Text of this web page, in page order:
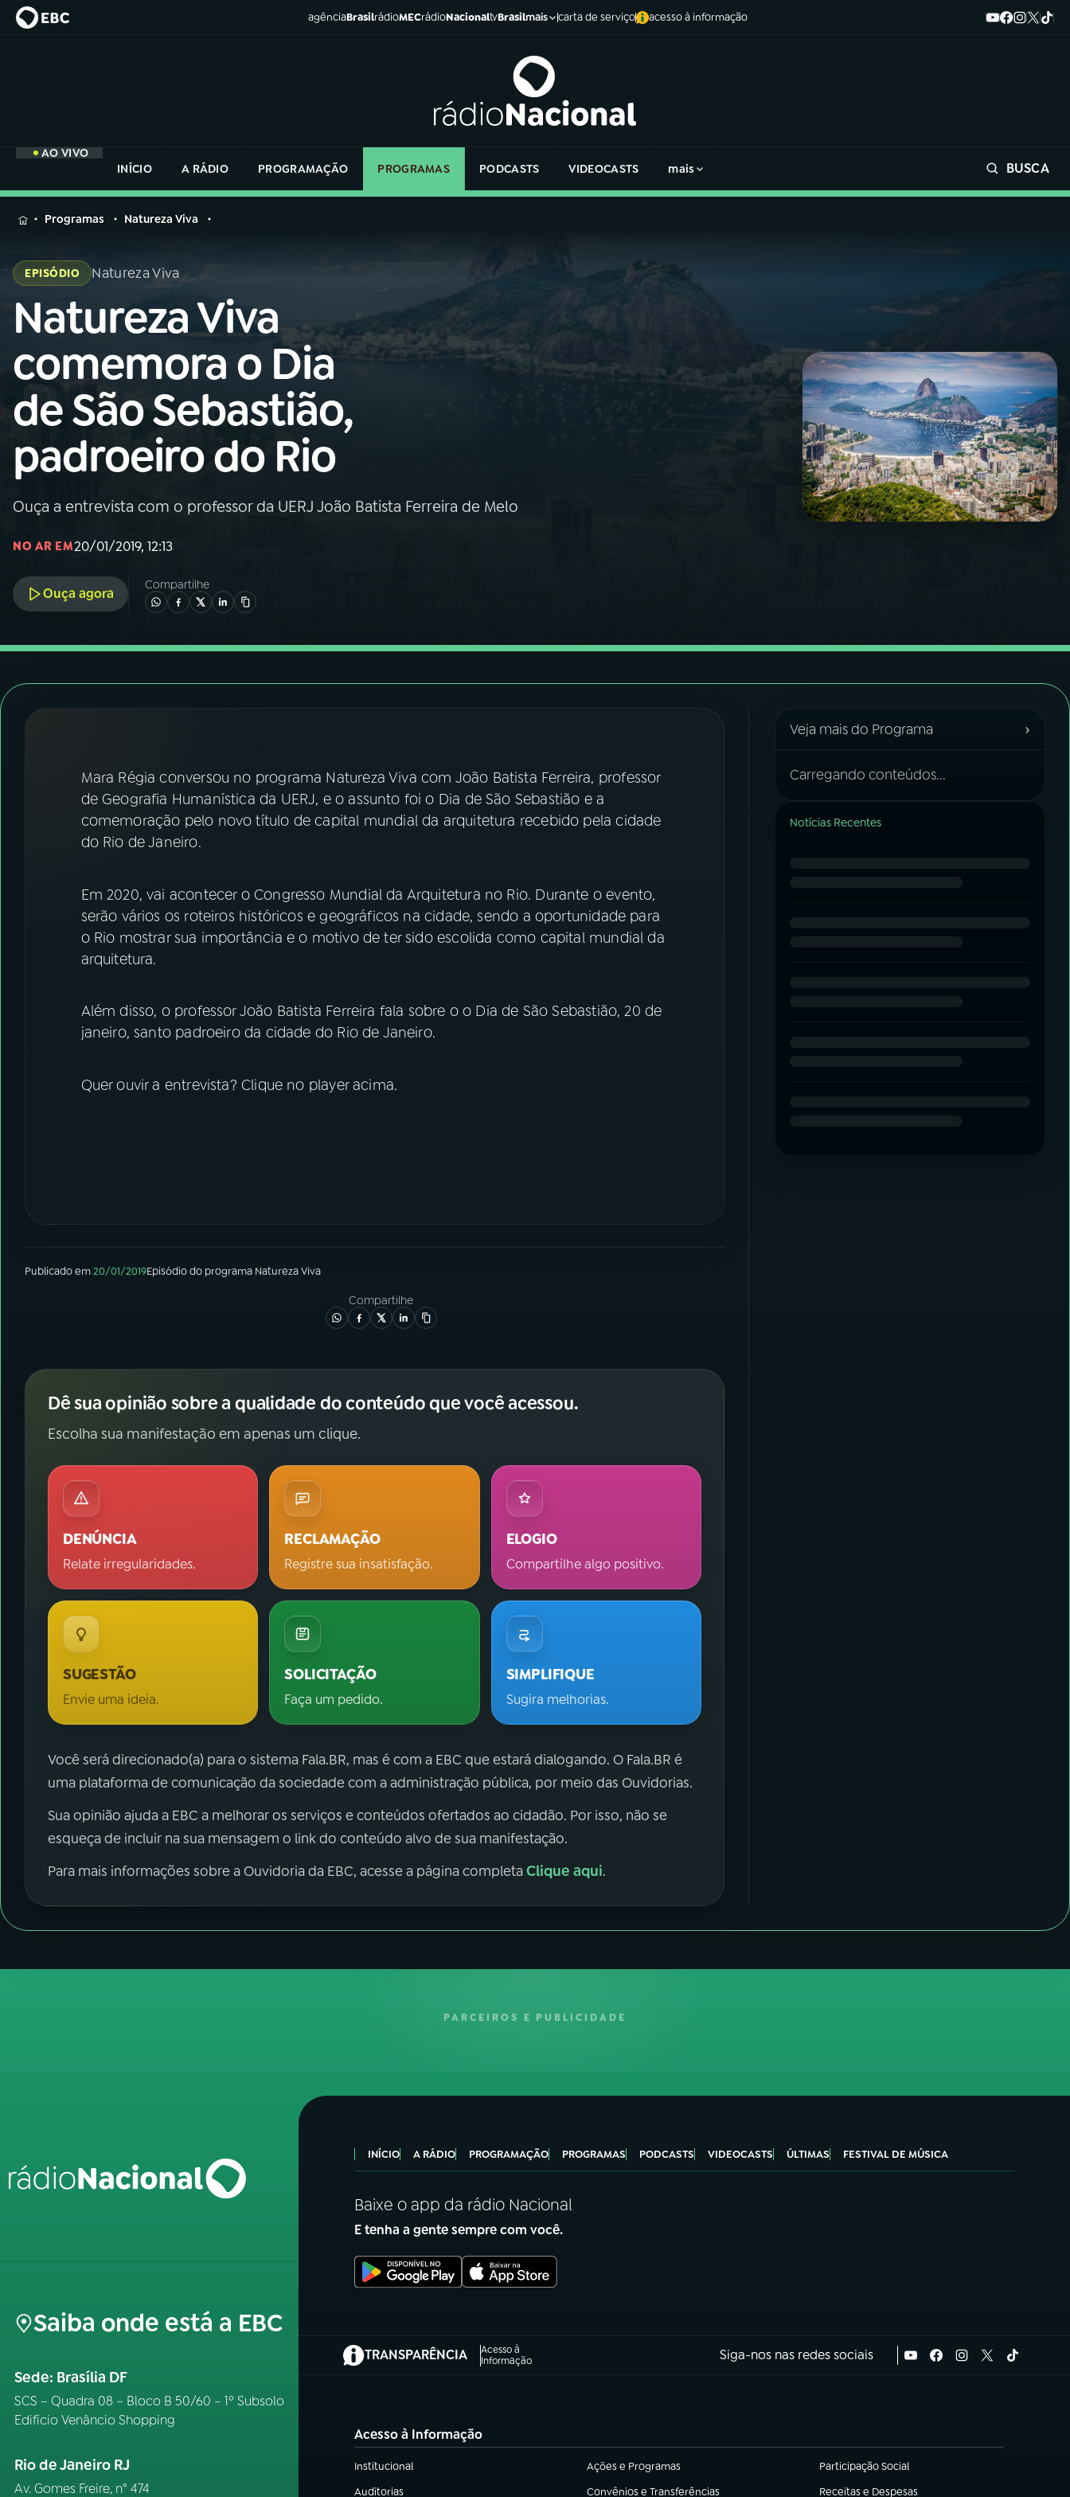
agênciaBrasilrádioMECrádioNacionaltvBrasilmais carta de serviço acesso à informação
AO VIVO
INÍCIO
A RÁDIO PROGRAMAÇÃO PROGRAMAS PODCASTS VIDEOCASTS mais BUSCA
MENU
Buscar
na
Rádio
Nacional
01 INÍCIO
02 A RÁDIO
03 PROGRAMAÇÃO
05PODCASTS
FESTIVAL DE MÚSICA
ACOMPANHE A RÁDIO NACIONAL
Instagram X
na
Rádio
Programas Natureza Viva
EPISÓDIO Natureza Viva
Natureza Viva
comemora o Dia
de São Sebastião,
padroeiro do Rio
Ouça a entrevista com o professor da UERJ João Batista Ferreira de Melo
NO AR EM20/01/2019, 12:13
Ouça agora
Compartilhe
Mara Régia conversou no programa Natureza Viva com João Batista Ferreira, professor
de Geografia Humanística da UERJ, e o assunto foi o Dia de São Sebastião e a
comemoração pelo novo título de capital mundial da arquitetura recebido pela cidade
do Rio de Janeiro.
Em 2020, vai acontecer o Congresso Mundial da Arquitetura no Rio. Durante o evento,
serão vários os roteiros históricos e geográficos na cidade, sendo a oportunidade para
o Rio mostrar sua importância e o motivo de ter sido escolida como capital mundial da
arquitetura.
Além disso, o professor João Batista Ferreira fala sobre o o Dia de São Sebastião, 20 de
janeiro, santo padroeiro da cidade do Rio de Janeiro.
Quer ouvir a entrevista? Clique no player acima.
Publicado em20/01/2019Episódiodo programa Natureza Viva
Compartilhe
Dê sua opinião sobre a qualidade do conteúdo que você acessou.
Escolha sua manifestação em apenas um clique.
DENÚNCIA
Relate irregularidades.
RECLAMAÇÃO
Registre sua insatisfação.
ELOGIO
Compartilhe algo positivo.
SUGESTÃO
Envie uma ideia.
SOLICITAÇÃO
Faça um pedido.
SIMPLIFIQUE
Sugira melhorias.
Você será direcionado(a) para o sistema Fala.BR, mas é com a EBC que estará dialogando. O Fala.BR é
uma plataforma de comunicação da sociedade com a administração pública, por meio das Ouvidorias.
Sua opinião ajuda a EBC a melhorar os serviços e conteúdos ofertados ao cidadão. Por isso, não se
esqueça de incluir na sua mensagem o link do conteúdo alvo de sua manifestação.
Para mais informações sobre a Ouvidoria da EBC, acesse a página completaClique aqui.
Veja mais do Programa ›
Carregando conteúdos...
Notícias Recentes
PARCEIROS E PUBLICIDADE
Saiba onde está a EBC
Sede: Brasília DF
SCS – Quadra 08 – Bloco B 50/60 – 1º Subsolo
Edifício Venâncio Shopping
Rio de Janeiro RJ
Av. Gomes Freire, n° 474
INÍCIO A RÁDIO PROGRAMAÇÃO PROGRAMAS PODCASTS VIDEOCASTS ÚLTIMAS FESTIVAL DE MÚSICA
Baixe o app da rádio Nacional
E tenha a gente sempre com você.
TRANSPARÊNCIA
Acesso à
Informação
(abre em nova aba) Siga-nos nas redes sociais
Acesso à Informação
Institucional
(abre em nova aba) Ações e Programas
(abre em nova aba) Participação Social
(abre em nova aba)
Auditorias
Convênios e Transferências Receitas e Despesas